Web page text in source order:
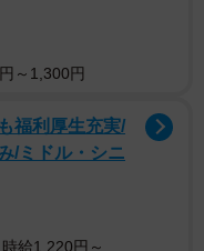
血液型: A型 身長：
～1,300円
福利厚生充実/
/ミドル・シニ
給1,220円～